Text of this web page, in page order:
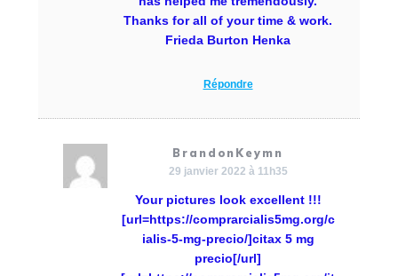
Thanks for all of your time & work.
Frieda Burton Henka
Répondre
BrandonKeymn
29 janvier 2022 à 11h35
Your pictures look excellent !!!
[url=https://comprarcialis5mg.org/c
ialis-5-mg-precio/]citax 5 mg
precio[/url]